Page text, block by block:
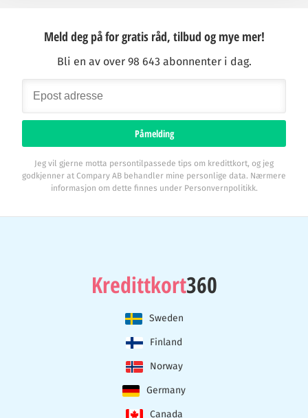
Meld deg på for gratis råd, tilbud og mye mer!
Bli en av over 98 643 abonnenter i dag.
Påmelding
Jeg vil gjerne motta persontilpassede tips om kredittkort, og jeg
godkjenner at Compary AB behandler mine personlige data. Nærmere
informasjon om dette finnes under Personvernpolitikk.
Kredittkort360
Sweden
Finland
Norway
Germany
Canada